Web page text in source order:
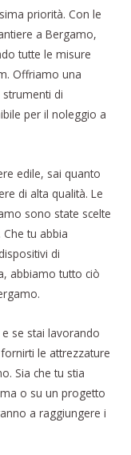
priorità. Con le
a Bergamo,
tutte le misure
Offriamo una
di
per il noleggio a
edile, sai quanto
di alta qualità. Le
sono state scelte
tu abbia
di
abbiamo tutto ciò
se stai lavorando
le attrezzature
Sia che tu stia
o su un progetto
a raggiungere i